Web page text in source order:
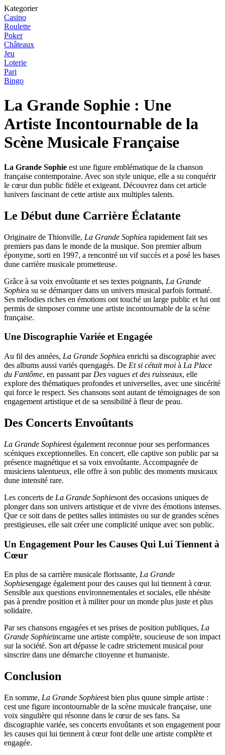
Kategorier
Casino
Roulette
Poker
Châteaux
Jeu
Loterie
Pari
Bingo
La Grande Sophie : Une
Artiste Incontournable de la
Scène Musicale Française
La Grande Sophie est une figure emblématique de la chanson
française contemporaine. Avec son style unique, elle a su conquérir
le cœur dun public fidèle et exigeant. Découvrez dans cet article
lunivers fascinant de cette artiste aux multiples talents.
Le Début dune Carrière Éclatante
Originaire de Thionville, La Grande Sophiea rapidement fait ses
premiers pas dans le monde de la musique. Son premier album
éponyme, sorti en 1997, a rencontré un vif succès et a posé les bases
dune carrière musicale prometteuse.
Grâce à sa voix envoûtante et ses textes poignants, La Grande
Sophiea su se démarquer dans un univers musical parfois formaté.
Ses mélodies riches en émotions ont touché un large public et lui ont
permis de simposer comme une artiste incontournable de la scène
française.
Une Discographie Variée et Engagée
Au fil des années, La Grande Sophiea enrichi sa discographie avec
des albums aussi variés quengagés. De Et si cétait moi à La Place
du Fantôme, en passant par Des vagues et des ruisseaux, elle
explore des thématiques profondes et universelles, avec une sincérité
qui force le respect. Ses chansons sont autant de témoignages de son
engagement artistique et de sa sensibilité à fleur de peau.
Des Concerts Envoûtants
La Grande Sophieest également reconnue pour ses performances
scéniques exceptionnelles. En concert, elle captive son public par sa
présence magnétique et sa voix envoûtante. Accompagnée de
musiciens talentueux, elle offre à son public des moments musicaux
dune intensité rare.
Les concerts de La Grande Sophiesont des occasions uniques de
plonger dans son univers artistique et de vivre des émotions intenses.
Que ce soit dans de petites salles intimistes ou sur de grandes scènes
prestigieuses, elle sait créer une complicité unique avec son public.
Un Engagement Pour les Causes Qui Lui Tiennent à
Cœur
En plus de sa carrière musicale florissante, La Grande
Sophiesengage également pour des causes qui lui tiennent à cœur.
Sensible aux questions environnementales et sociales, elle nhésite
pas à prendre position et à militer pour un monde plus juste et plus
solidaire.
Par ses chansons engagées et ses prises de position publiques, La
Grande Sophieincarne une artiste complète, soucieuse de son impact
sur la société. Son art dépasse le cadre strictement musical pour
sinscrire dans une démarche citoyenne et humaniste.
Conclusion
En somme, La Grande Sophieest bien plus quune simple artiste :
cest une figure incontournable de la scène musicale française, une
voix singulière qui résonne dans le cœur de ses fans. Sa
discographie variée, ses concerts envoûtants et son engagement pour
les causes qui lui tiennent à cœur font delle une artiste complète et
engagée.